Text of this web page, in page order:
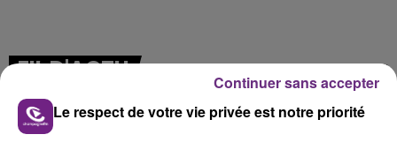
FIL D'ACTU
Le respect de votre vie privée est notre priorité
Continuer sans accepter